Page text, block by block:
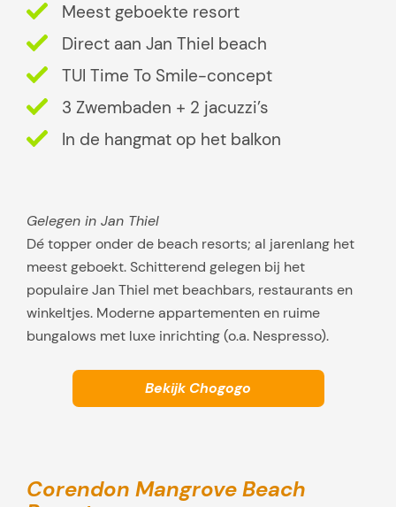
m
a
m
i
s
Meest geboekte resort
Direct aan Jan Thiel beach
TUI Time To Smile-concept
3 Zwembaden + 2 jacuzzi’s
In de hangmat op het balkon
Gelegen in Jan Thiel
Dé topper onder de beach resorts; al jarenlang het
meest geboekt. Schitterend gelegen bij het
populaire Jan Thiel met beachbars, restaurants en
winkeltjes. Moderne appartementen en ruime
bungalows met luxe inrichting (o.a. Nespresso).
Bekijk Chogogo
Corendon Mangrove Beach